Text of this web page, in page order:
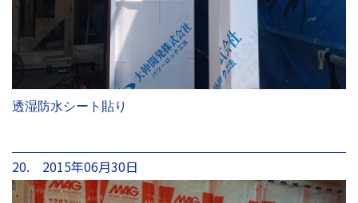
透湿防水シート貼り
20. 2015年06月30日